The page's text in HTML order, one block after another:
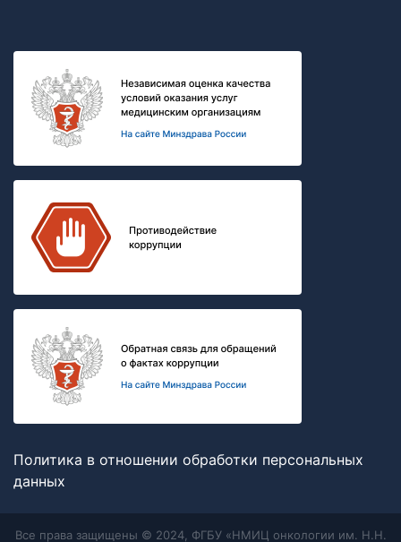
Политика в отношении обработки персональных
данных
Все права защищены © 2024, ФГБУ «НМИЦ онкологии им. Н.Н.